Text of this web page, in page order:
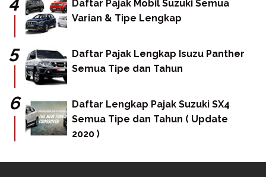
Daftar Pajak Mobil Suzuki Semua
Varian & Tipe Lengkap
Daftar Pajak Lengkap Isuzu Panther
Semua Tipe dan Tahun
Daftar Lengkap Pajak Suzuki SX4
Semua Tipe dan Tahun ( Update
2020 )